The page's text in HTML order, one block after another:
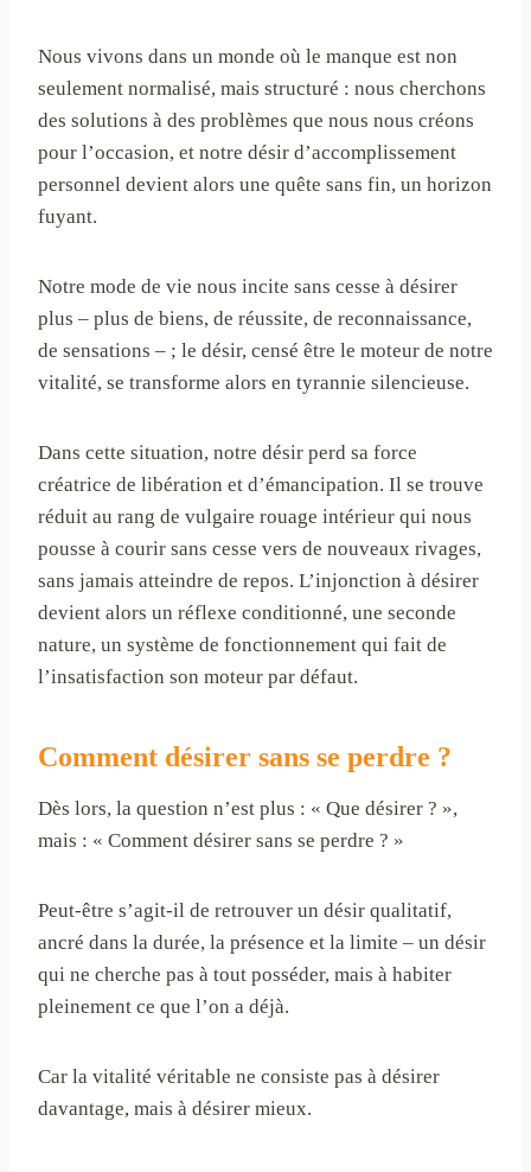
Nous vivons dans un monde où le manque est non
seulement normalisé, mais structuré : nous cherchons
des solutions à des problèmes que nous nous créons
pour l’occasion, et notre désir d’accomplissement
personnel devient alors une quête sans fin, un horizon
fuyant.
Notre mode de vie nous incite sans cesse à désirer
plus – plus de biens, de réussite, de reconnaissance,
de sensations – ; le désir, censé être le moteur de notre
vitalité, se transforme alors en tyrannie silencieuse.
Dans cette situation, notre désir perd sa force
créatrice de libération et d’émancipation. Il se trouve
réduit au rang de vulgaire rouage intérieur qui nous
pousse à courir sans cesse vers de nouveaux rivages,
sans jamais atteindre de repos. L’injonction à désirer
devient alors un réflexe conditionné, une seconde
nature, un système de fonctionnement qui fait de
l’insatisfaction son moteur par défaut.
Comment désirer sans se perdre ?
Dès lors, la question n’est plus : « Que désirer ? »,
mais : « Comment désirer sans se perdre ? »
Peut-être s’agit-il de retrouver un désir qualitatif,
ancré dans la durée, la présence et la limite – un désir
qui ne cherche pas à tout posséder, mais à habiter
pleinement ce que l’on a déjà.
Car la vitalité véritable ne consiste pas à désirer
davantage, mais à désirer mieux.